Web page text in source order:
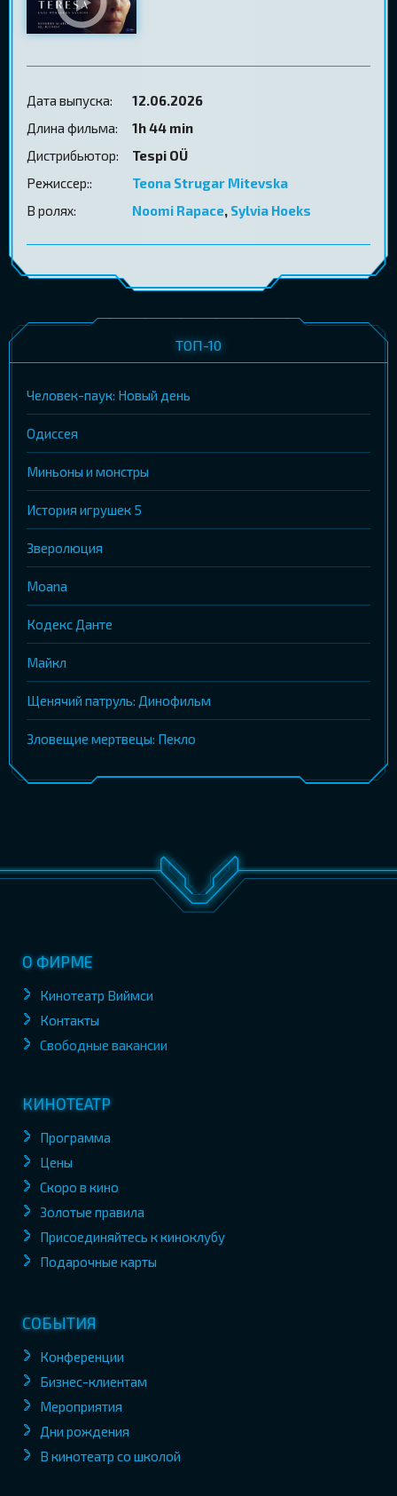
Дата выпуска:
12.06.2026
Длина фильма:
1h 44 min
Дистрибьютор:
Tespi OÜ
Режиссер::
Teona Strugar Mitevska
В ролях:
Noomi Rapace, Sylvia Hoeks
ТОП-10
Человек-паук: Новый день
Одиссея
Миньоны и монстры
История игрушек 5
Зверолюция
Moana
Кодекс Данте
Майкл
Щенячий патруль: Динофильм
Зловещие мертвецы: Пекло
О ФИРМЕ
Кинотеатр Виймси
Контакты
Свободные вакансии
КИНОТЕАТР
Программа
Цены
Скоро в кино
Золотые правила
Присоединяйтесь к киноклубу
Подарочные карты
СОБЫТИЯ
Конференции
Бизнес-клиентам
Мероприятия
Дни рождения
В кинотеатр со школой